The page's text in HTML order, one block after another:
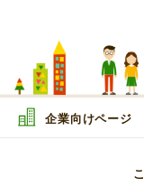
企業向けページ